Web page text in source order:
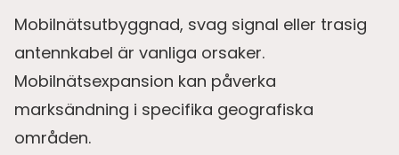
Mobilnätsutbyggnad, svag signal eller trasig
antennkabel är vanliga orsaker.
Mobilnätsexpansion kan påverka
marksändning i specifika geografiska
områden.